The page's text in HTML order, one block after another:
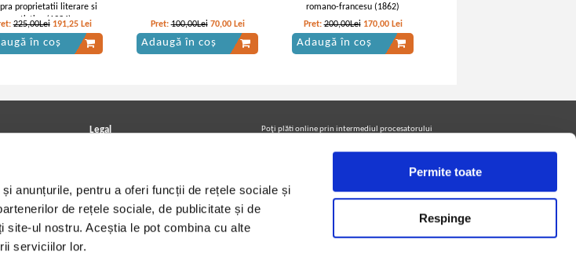
anunțurile, pentru a oferi funcții de rețele sociale și
de rețele sociale, de publicitate și de
ul nostru. Aceștia le pot combina cu alte
serviciilor lor.
Permite toate
Respinge
proprietatii literare si
artistice (1934)
225,00Lei 191,25 Lei
în coș
Pret:100,00Lei 70,00 Lei
Adaugă în coș
romano-francesu (1862)
Pret:200,00Lei 170,00 Lei
Adaugă în coș
Legal
Termeni si conditii
Utilizare cookie-uri
Poţi plăti online prin intermediul procesatorului
Urmăreşte-ne pe facebook pentru a fi la curent cu